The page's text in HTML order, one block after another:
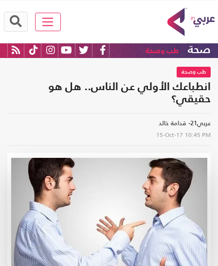
صحة طب وصحة
طب وصحة
انطباعك الأولي عن الناس.. هل هو
حقيقي؟
عربي21- قدامة خالد
15-Oct-17 10:45 PM